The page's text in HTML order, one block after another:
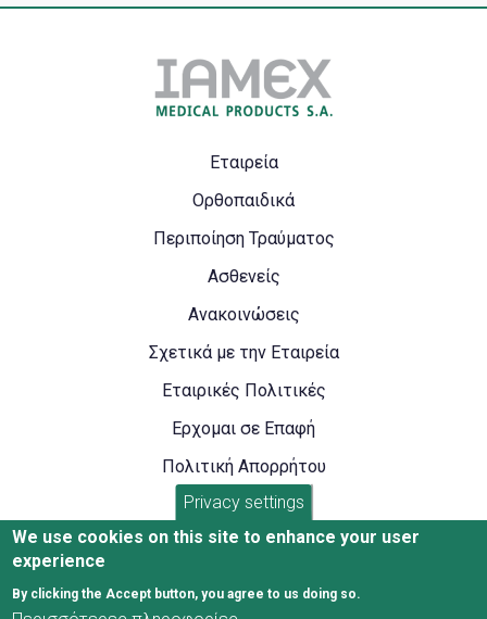
FooterΕταιρεία
Ορθοπαιδικά
Περιποίηση Τραύματος
Ασθενείς
Ανακοινώσεις
Footer
Right
Σχετικά με την Εταιρεία
Εταιρικές Πολιτικές
Ερχομαι σε Επαφή
Πολιτική Απορρήτου
Όροι Χρήσης
Privacy settings
We use cookies on this site to enhance your user
experience
By clicking the Accept button, you agree to us doing so.